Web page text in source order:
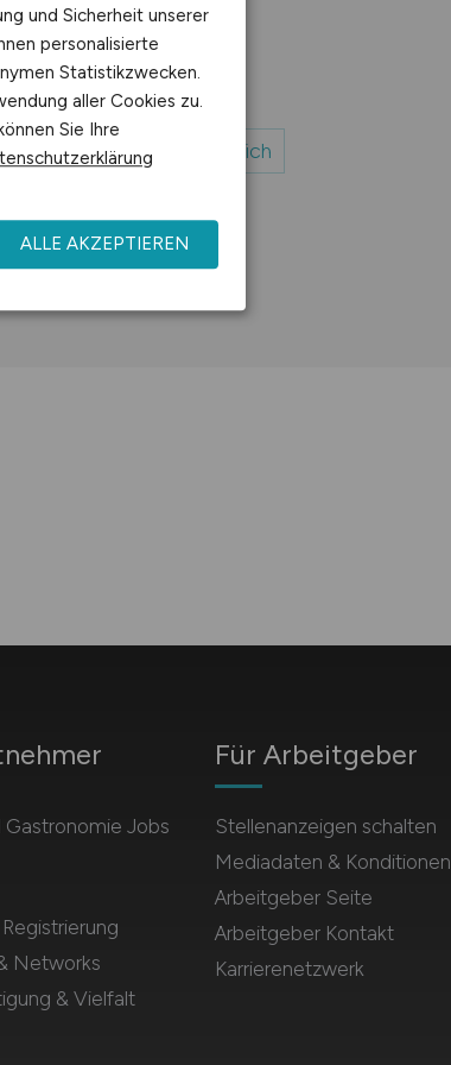
Jobs bei Möbel Heinrich
Gastronomie Jobs
Networks
& Vielfalt
Für Arbeitgeber
Stellenanzeigen schalten
Mediadaten & Konditionen
Arbeitgeber Seite
Arbeitgeber Kontakt
Karrierenetzwerk
und Sicherheit unserer
personalisierte
Statistikzwecken.
aller Cookies zu.
Sie Ihre
ALLE AKZEPTIEREN